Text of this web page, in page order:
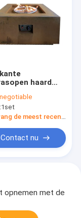
haard
steel gas fire
negotiable
1set
Ontvang de meest recente Prijs
Contact nu
opnemen met de